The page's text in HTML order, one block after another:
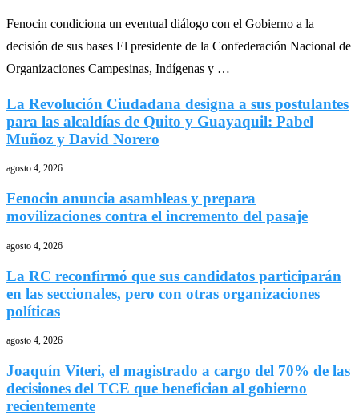
Fenocin condiciona un eventual diálogo con el Gobierno a la
decisión de sus bases El presidente de la Confederación Nacional de
Organizaciones Campesinas, Indígenas y …
La Revolución Ciudadana designa a sus postulantes
para las alcaldías de Quito y Guayaquil: Pabel
Muñoz y David Norero
agosto 4, 2026
Fenocin anuncia asambleas y prepara
movilizaciones contra el incremento del pasaje
agosto 4, 2026
La RC reconfirmó que sus candidatos participarán
en las seccionales, pero con otras organizaciones
políticas
agosto 4, 2026
Joaquín Viteri, el magistrado a cargo del 70% de las
decisiones del TCE que benefician al gobierno
recientemente